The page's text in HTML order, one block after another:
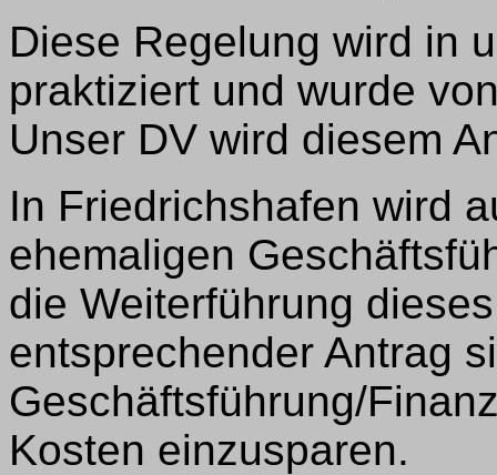
Diese Regelung wird in
praktiziert und wurde
Unser DV wird diesem
In Friedrichshafen wird
ehemaligen
die Weiterführung
entsprechender Antrag
Geschäftsführung/
Kosten einzusparen.